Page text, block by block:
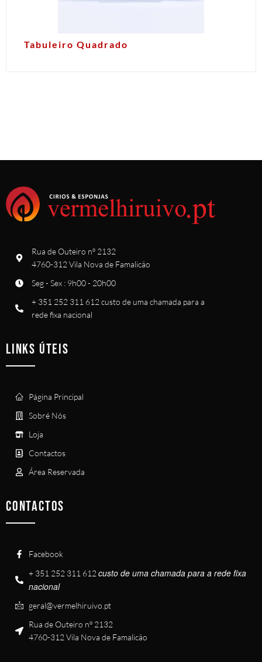
Tabuleiro Quadrado
Rua de Outeiro nº 2132
4760-312 Vila Nova de Famalicão
Seg - Sex : 9h00 - 20h00
+ 351 252 311 612 custo de uma chamada para a
rede fixa nacional
LINKS ÚTEIS
Página Principal
Sobré Nós
Loja
Contactos
Área Reservada
CONTACTOS
Facebook
+ 351 252 311 612 custo de uma chamada para a rede fixa
nacional
geral@vermelhiruivo.pt
Rua de Outeiro nº 2132
4760-312 Vila Nova de Famalicão